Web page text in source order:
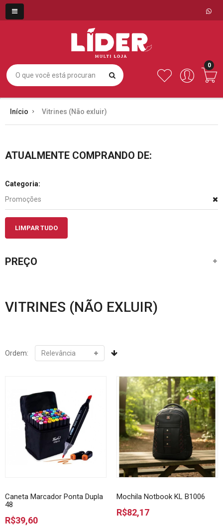
0
Início Vitrines (Não exluir)
ATUALMENTE COMPRANDO DE:
Categoria:
Promoções
LIMPAR TUDO
PREÇO
VITRINES (NÃO EXLUIR)
Ordem:
Caneta Marcador Ponta Dupla
48
R$39,60
Mochila Notbook KL B1006
R$82,17